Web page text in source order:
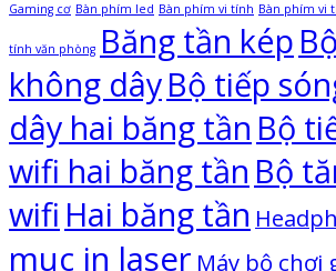
Gaming cơ Bàn phím led Bàn phím vi tính Bàn phím vi
tính văn phòng Băng tần kép
không dâyBộ tiếp
dây hai băng tần Bộ
wifi hai băng tần Bộ
wifi Hai băng tần
muc in laser Máy bộ chơi